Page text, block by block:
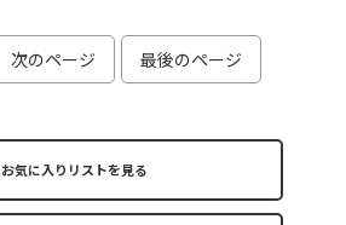
次のページ 最後のページ
お気に入りリストを見る